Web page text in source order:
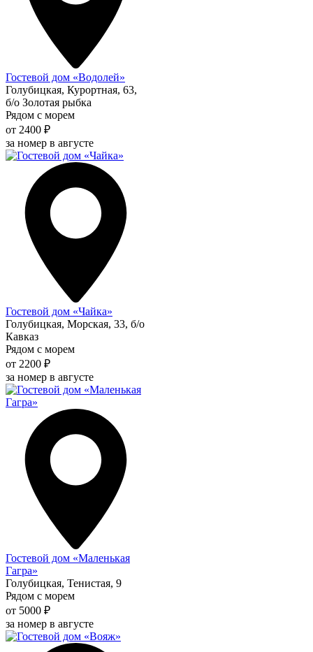
Гостевой дом «Водолей»
Голубицкая, Курортная, 63,
б/о Золотая рыбка
Рядом с морем
от 2400 ₽
за номер в августе
Гостевой дом «Чайка»
Голубицкая, Морская, 33, б/о
Кавказ
Рядом с морем
от 2200 ₽
за номер в августе
Гостевой дом «Маленькая
Гагра»
Голубицкая, Тенистая, 9
Рядом с морем
от 5000 ₽
за номер в августе